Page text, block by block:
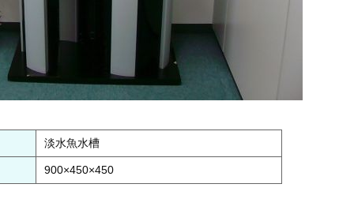
淡水魚水槽
900×450×450